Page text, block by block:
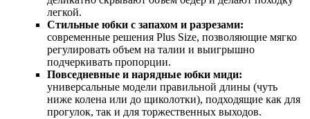
легкой.
Стильные юбки с запахом и разрезами:
современные решения Plus Size, позволяющие мягко
регулировать объем на талии и выигрышно
подчеркивать пропорции.
Повседневные и нарядные юбки миди:
универсальные модели правильной длины (чуть
ниже колена или до щиколотки), подходящие как для
прогулок, так и для торжественных выходов.